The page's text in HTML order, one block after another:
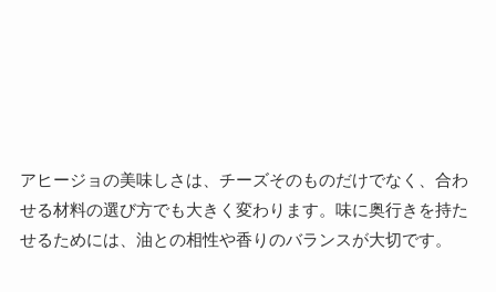
アヒージョの美味しさは、チーズそのものだけでなく、合わ
せる材料の選び方でも大きく変わります。味に奥行きを持た
せるためには、油との相性や香りのバランスが大切です。